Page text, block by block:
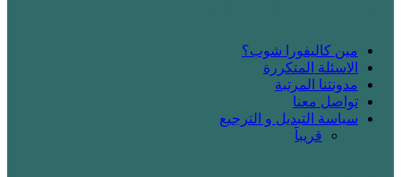
مين كاليفورا شوب؟
الاسئلة المتكررة
مدونتنا المرتبة
تواصل معنا
سياسة التبديل و الترجيع
قريباََ